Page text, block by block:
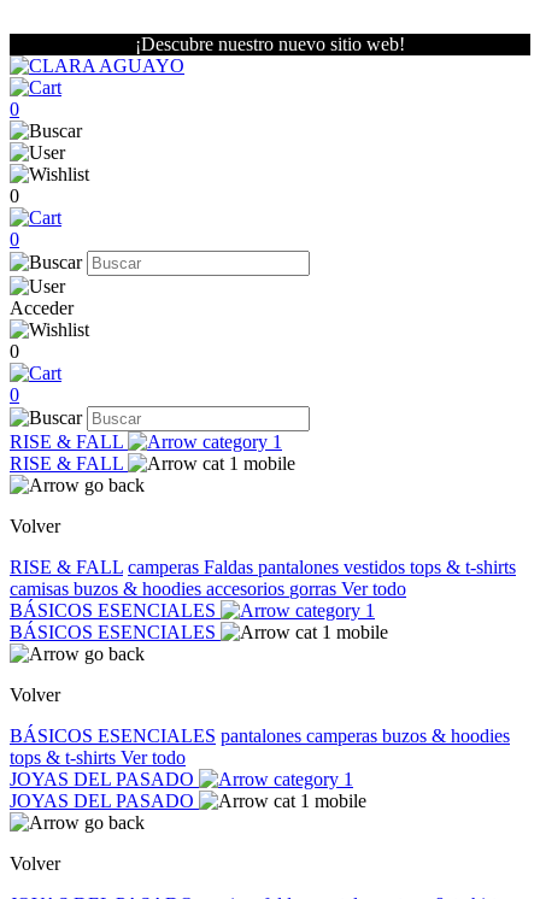
¡Descubre nuestro nuevo sitio web!
0
0
0
Acceder
0
0
RISE & FALL
RISE & FALL
Volver
RISE & FALL camperas Faldas pantalones vestidos tops & t-shirts
camisas buzos & hoodies accesorios gorras Ver todo
BÁSICOS ESENCIALES
BÁSICOS ESENCIALES
Volver
BÁSICOS ESENCIALES pantalones camperas buzos & hoodies
tops & t-shirts Ver todo
JOYAS DEL PASADO
JOYAS DEL PASADO
Volver